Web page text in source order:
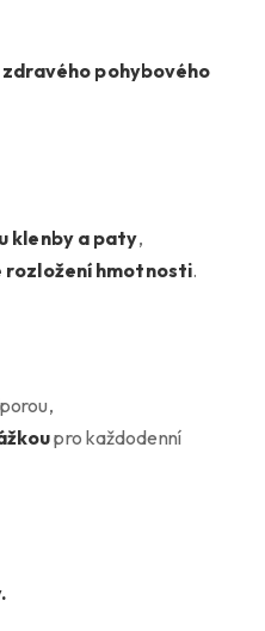
pohybového
klenby a paty,
rozložení hmotnosti.
pro každodenní